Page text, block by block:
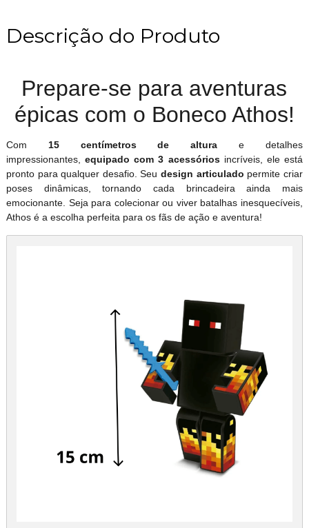
Descrição do Produto
Prepare-se para aventuras
épicas com o Boneco Athos!
Com 15 centímetros de alturae detalhes
impressionantes,equipado com 3 acessóriosincríveis, ele está
pronto para qualquer desafio. Seudesign articulado permite criar
poses dinâmicas, tornando cada brincadeira ainda mais
emocionante. Seja para colecionar ou viver batalhas inesquecíveis,
Athos é a escolha perfeita para os fãs de ação e aventura!